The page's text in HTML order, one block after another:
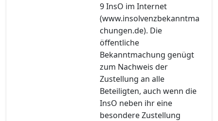
9 InsO im Internet
(www.insolvenzbekanntma
chungen.de). Die
öffentliche
Bekanntmachung genügt
zum Nachweis der
Zustellung an alle
Beteiligten, auch wenn die
InsO neben ihr eine
besondere Zustellung